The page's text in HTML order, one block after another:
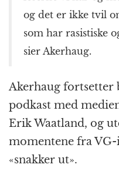
og det er ikke tvil
som har rasistiske
sier Akerhaug.
Akerhaug fortsetter
podkast med
Erik Waatland, og
momentene fra
«snakker ut».